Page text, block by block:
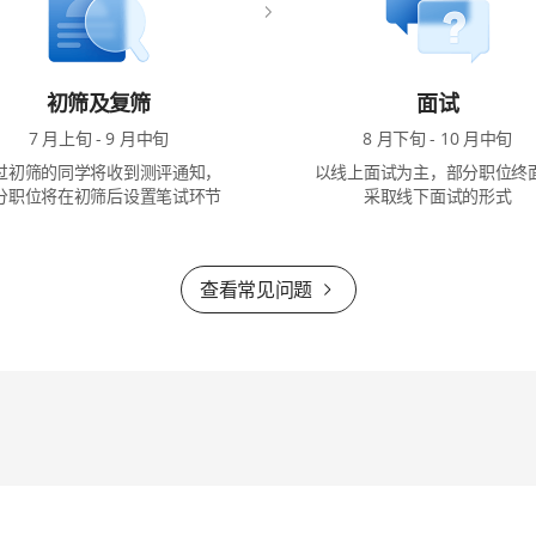
初筛及复筛
7 月上旬 - 9 月中旬
初筛的同学将收到测评通知，
职位将在初筛后设置笔试环节
面试
8 月下旬 - 10 月中旬
以线上面试为主，部分职位终
采取线下面试的形式
查看常见问题